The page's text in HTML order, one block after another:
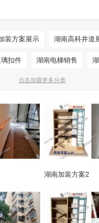
装方案展示 湖南高科井道
扣件 湖南电梯销售
湖南定制轿厢
点击加载更多分类
湖南加装方案2